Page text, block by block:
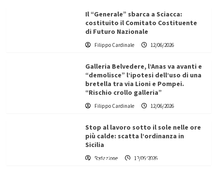
Il “Generale” sbarca a Sciacca:
costituito il Comitato Costituente
di Futuro Nazionale
Filippo Cardinale 12/06/2026
Galleria Belvedere, l’Anas va avanti e
“demolisce” l’ipotesi dell’uso di una
bretella tra via Lioni e Pompei.
“Rischio crollo galleria”
Filippo Cardinale 12/06/2026
Stop al lavoro sotto il sole nelle ore
più calde: scatta l’ordinanza in
Sicilia
Redazione 12/06/2026
Vino in Italia: il giro d’affari contribuisce